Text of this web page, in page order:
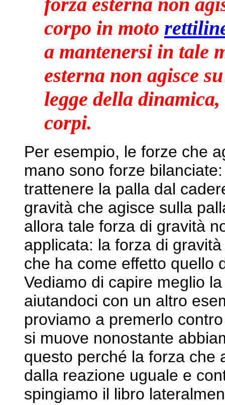
corpo in moto
a mantenersi in tale
esterna non agisce
legge della
corpi.
Per esempio, le forze che
mano sono forze
trattenere la palla dal
gravità che agisce sulla
allora tale forza di gravità
applicata: la forza di
che ha come effetto quello
Vediamo di capire meglio
aiutandoci con un altro
proviamo a premerlo
si muove nonostante
questo perché la forza che
dalla reazione uguale e
spingiamo il libro